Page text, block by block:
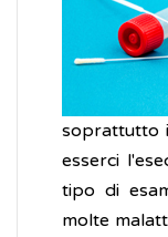
soprattutto
esserci
tipo di
molte